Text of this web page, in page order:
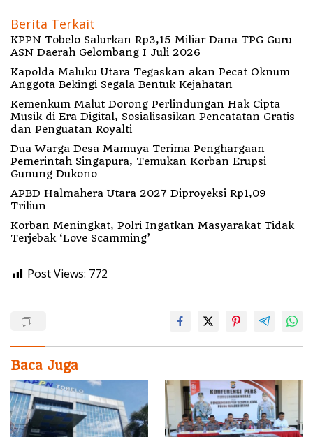
Berita Terkait
KPPN Tobelo Salurkan Rp3,15 Miliar Dana TPG Guru
ASN Daerah Gelombang I Juli 2026
Kapolda Maluku Utara Tegaskan akan Pecat Oknum
Anggota Bekingi Segala Bentuk Kejahatan
Kemenkum Malut Dorong Perlindungan Hak Cipta
Musik di Era Digital, Sosialisasikan Pencatatan Gratis
dan Penguatan Royalti
Dua Warga Desa Mamuya Terima Penghargaan
Pemerintah Singapura, Temukan Korban Erupsi
Gunung Dukono
APBD Halmahera Utara 2027 Diproyeksi Rp1,09
Triliun
Korban Meningkat, Polri Ingatkan Masyarakat Tidak
Terjebak ‘Love Scamming’
Post Views: 772
Baca Juga